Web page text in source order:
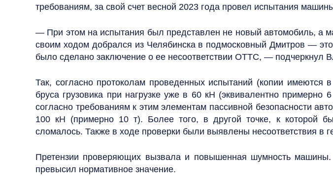
требованиям, за свой счет весной 2023 года провел испытания
— При этом на испытания был представлен не новый автомобиль, а
своим ходом добрался из Челябинска в подмосковный Дмитров —
было сделано заключение о ее несоответствии ОТТС, — подчеркнул
Так, согласно протоколам проведенных испытаний (копии имеются
бруса грузовика при нагрузке уже в 60 кH (эквивалентно
согласно требованиям к этим элементам пассивной безопасности
100 кH (примерно 10 т). Более того, в другой точке, к которой
сломалось. Также в ходе проверки были выявлены несоответствия в
Претензии проверяющих вызвала и повышенная шумность
превысил нормативное значение.